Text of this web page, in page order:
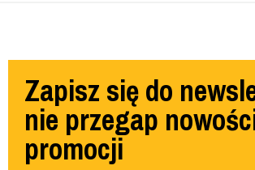
Zapisz się do
nie przegap
promocji